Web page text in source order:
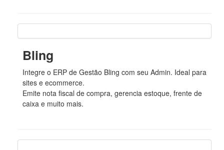
Bling
Integre o ERP de Gestão Bling com seu Admin. Ideal para
sites e ecommerce.
Emite nota fiscal de compra, gerencia estoque, frente de
caixa e muito mais.